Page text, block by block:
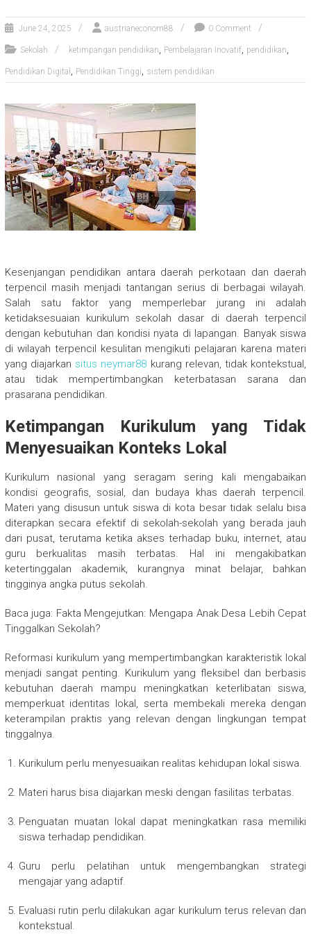
June 24, 2025 austrianeconom88 0 Comment
Sekolah ketimpangan pendidikan, Pembelajaran Inovatif, pendidikan,
Pendidikan Digital , Pendidikan Tinggi, sistem pendidikan
Kesenjangan pendidikan antara daerah perkotaan dan daerah
terpencil masih menjadi tantangan serius di berbagai wilayah.
Salah satu faktor yang memperlebar jurang ini adalah
ketidaksesuaian kurikulum sekolah dasar di daerah terpencil
dengan kebutuhan dan kondisi nyata di lapangan. Banyak siswa
di wilayah terpencil kesulitan mengikuti pelajaran karena materi
yang diajarkan situs neymar88 kurang relevan, tidak kontekstual,
atau tidak mempertimbangkan keterbatasan sarana dan
prasarana pendidikan.
Ketimpangan Kurikulum yang Tidak
Menyesuaikan Konteks Lokal
Kurikulum nasional yang seragam sering kali mengabaikan
kondisi geografis, sosial, dan budaya khas daerah terpencil.
Materi yang disusun untuk siswa di kota besar tidak selalu bisa
diterapkan secara efektif di sekolah-sekolah yang berada jauh
dari pusat, terutama ketika akses terhadap buku, internet, atau
guru berkualitas masih terbatas. Hal ini mengakibatkan
ketertinggalan akademik, kurangnya minat belajar, bahkan
tingginya angka putus sekolah.
Baca juga: Fakta Mengejutkan: Mengapa Anak Desa Lebih Cepat
Tinggalkan Sekolah?
Reformasi kurikulum yang mempertimbangkan karakteristik lokal
menjadi sangat penting. Kurikulum yang fleksibel dan berbasis
kebutuhan daerah mampu meningkatkan keterlibatan siswa,
memperkuat identitas lokal, serta membekali mereka dengan
keterampilan praktis yang relevan dengan lingkungan tempat
tinggalnya.
Kurikulum perlu menyesuaikan realitas kehidupan lokal siswa.
Materi harus bisa diajarkan meski dengan fasilitas terbatas.
Penguatan muatan lokal dapat meningkatkan rasa memiliki
siswa terhadap pendidikan.
Guru perlu pelatihan untuk mengembangkan strategi
mengajar yang adaptif.
Evaluasi rutin perlu dilakukan agar kurikulum terus relevan dan
kontekstual.